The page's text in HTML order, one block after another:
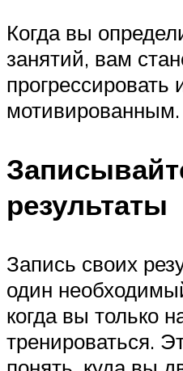
Когда вы
занятий, вам
прогрессировать
мотивированным.
результаты
Запись своих
один
когда вы только
тренироваться.